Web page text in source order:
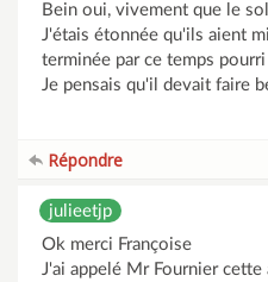
Bein oui, vivement que le
J'étais étonnée qu'ils aient
terminée par ce temps pourri
Je pensais qu'il devait faire
Répondre
julieetjp
Ok merci Françoise
J'ai appelé Mr Fournier cette